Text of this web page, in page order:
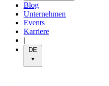
Blog
Unternehmen
Events
Karriere
|
DE